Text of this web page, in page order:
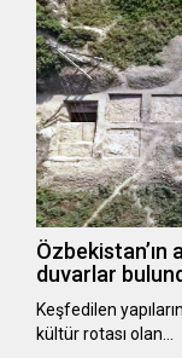
Özbekistan’ın
duvarlar
Keşfedilen
kültür rotası olan…